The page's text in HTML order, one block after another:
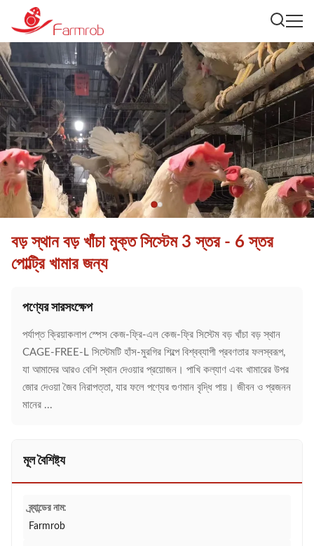
বড় স্থান বড় খাঁচা মুক্ত সিস্টেম 3 স্তর - 6 স্তর
পোল্ট্রি খামার জন্য
পণ্যের সারসংক্ষেপ
পর্যাপ্ত ক্রিয়াকলাপ স্পেস কেজ-ফ্রি-এল কেজ-ফ্রি সিস্টেম বড় খাঁচা বড় স্থান
CAGE-FREE-L সিস্টেমটি হাঁস-মুরগির শিল্পে বিশ্বব্যাপী প্রবণতার ফলস্বরূপ,
যা আমাদের আরও বেশি স্থান দেওয়ার প্রয়োজন। পাখি কল্যাণ এবং খামারের উপর
জোর দেওয়া জৈব নিরাপত্তা, যার ফলে পণ্যের গুণমান বৃদ্ধি পায়। জীবন ও প্রজনন
মানের ...
মূল বৈশিষ্ট্য
ব্র্যান্ডের নাম:
Farmrob